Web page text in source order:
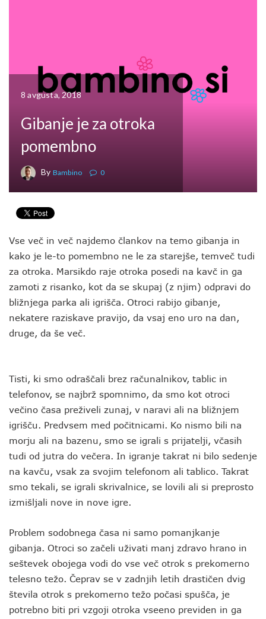
8 avgusta, 2018
Gibanje je za otroka
pomembno
By Bambino 0
Vse več in več najdemo člankov na temo gibanja in
kako je le-to pomembno ne le za starejše, temveč tudi
za otroka. Marsikdo raje otroka posedi na kavč in ga
zamoti z risanko, kot da se skupaj (z njim) odpravi do
bližnjega parka ali igrišča. Otroci rabijo gibanje,
nekatere raziskave pravijo, da vsaj eno uro na dan,
druge, da še več.
Tisti, ki smo odraščali brez računalnikov, tablic in
telefonov, se najbrž spomnimo, da smo kot otroci
večino časa preživeli zunaj, v naravi ali na bližnjem
igrišču. Predvsem med počitnicami. Ko nismo bili na
morju ali na bazenu, smo se igrali s prijatelji, včasih
tudi od jutra do večera. In igranje takrat ni bilo sedenje
na kavču, vsak za svojim telefonom ali tablico. Takrat
smo tekali, se igrali skrivalnice, se lovili ali si preprosto
izmišljali nove in nove igre.
Problem sodobnega časa ni samo pomanjkanje
gibanja. Otroci so začeli uživati manj zdravo hrano in
seštevek obojega vodi do vse več otrok s prekomerno
telesno težo. Čeprav se v zadnjih letih drastičen dvig
števila otrok s prekomerno težo počasi spušča, je
potrebno biti pri vzgoji otroka vseeno previden in ga